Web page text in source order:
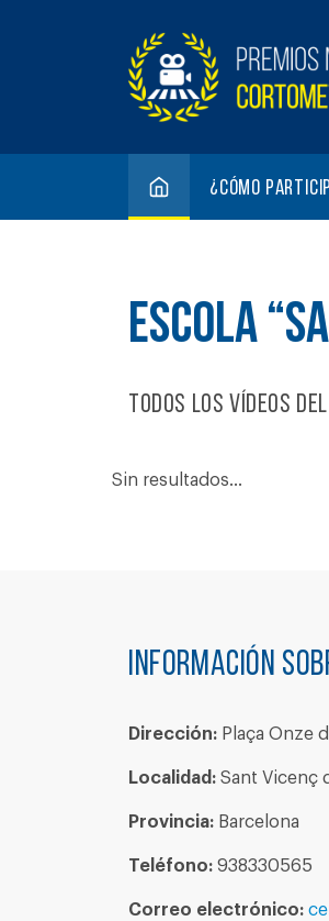
¿Cómo
ESCOLA
Todos los vídeos
Sin resultados...
Información
Dirección: Plaça Onze
Localidad: Sant Vicenç
Provincia: Barcelona
Teléfono: 938330565
Correo electrónico: